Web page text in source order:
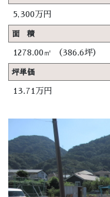
5,300万円
面 積
1278.00㎡ （386.6坪）
坪単価
13.71万円